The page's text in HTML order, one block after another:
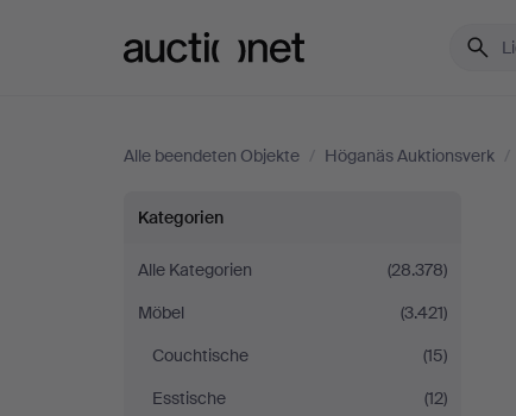
Alle beendeten Objekte / Höganäs Auktionsverk /
Sofas
&
Sitzgruppen
bei
Kategorien
Alle Kategorien
(28.378)
Möbel
(3.421)
Couchtische
(15)
Esstische
(12)